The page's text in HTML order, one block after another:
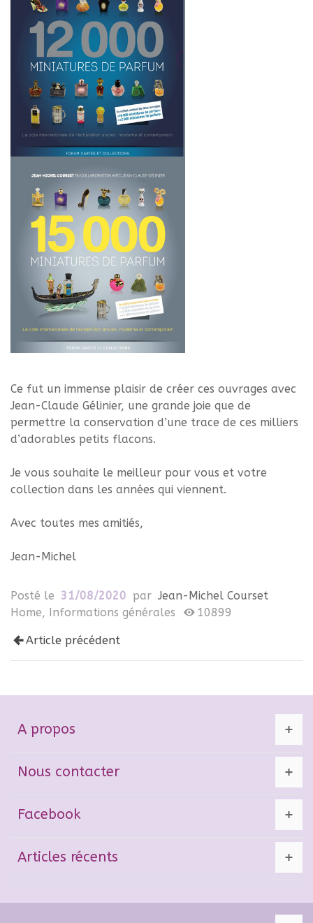
Ce fut un immense plaisir de créer ces ouvrages avec
Jean-Claude Gélinier, une grande joie que de
permettre la conservation d’une trace de ces milliers
d’adorables petits flacons.
Je vous souhaite le meilleur pour vous et votre
collection dans les années qui viennent.
Avec toutes mes amitiés,
Jean-Michel
Posté le 31/08/2020 par Jean-Michel Courset
Home, Informations générales 10899
Article précédent
A propos
Nous contacter
Facebook
Articles récents